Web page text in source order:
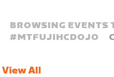
BROWSING EVENTS
#MTFUJIHCDOJO
View All